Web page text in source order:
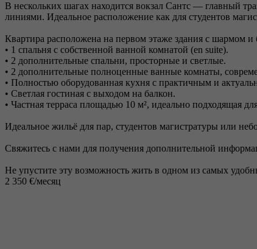
В нескольких шагах находится вокзал Сантс — главный
линиями. Идеальное расположение как для студентов
Квартира расположена на первом этаже здания с шармом
• 1 спальня с собственной ванной комнатой (en suite).
• 2 дополнительные спальни, просторные и светлые.
• 2 дополнительные полноценные ванные комнаты,
• Полностью оборудованная кухня с практичным и
• Светлая гостиная с выходом на балкон.
• Частная терраса площадью 10 м², идеально подходящая
Идеальное жильё для пар, студентов магистратуры или
Свяжитесь с нами для получения дополнительной
Не упустите эту возможность жить в одном из самых
2 350 €/месяц